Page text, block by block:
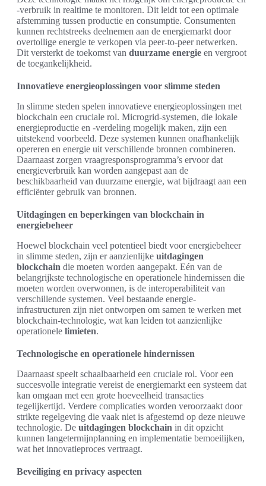
-verbruik in realtime te monitoren. Dit leidt tot een optimale
afstemming tussen productie en consumptie. Consumenten
kunnen rechtstreeks deelnemen aan de energiemarkt door
overtollige energie te verkopen via peer-to-peer netwerken.
Dit versterkt de toekomst van duurzame energie en vergroot
de toegankelijkheid.
Innovatieve energieoplossingen voor slimme steden
In slimme steden spelen innovatieve energieoplossingen met
blockchain een cruciale rol. Microgrid-systemen, die lokale
energieproductie en -verdeling mogelijk maken, zijn een
uitstekend voorbeeld. Deze systemen kunnen onafhankelijk
opereren en energie uit verschillende bronnen combineren.
Daarnaast zorgen vraagresponsprogramma’s ervoor dat
energieverbruik kan worden aangepast aan de
beschikbaarheid van duurzame energie, wat bijdraagt aan een
efficiënter gebruik van bronnen.
Uitdagingen en beperkingen van blockchain in
energiebeheer
Hoewel blockchain veel potentieel biedt voor energiebeheer
in slimme steden, zijn er aanzienlijke uitdagingen
blockchain die moeten worden aangepakt. Eén van de
belangrijkste technologische en operationele hindernissen die
moeten worden overwonnen, is de interoperabiliteit van
verschillende systemen. Veel bestaande energie-
infrastructuren zijn niet ontworpen om samen te werken met
blockchain-technologie, wat kan leiden tot aanzienlijke
operationele limieten.
Technologische en operationele hindernissen
Daarnaast speelt schaalbaarheid een cruciale rol. Voor een
succesvolle integratie vereist de energiemarkt een systeem dat
kan omgaan met een grote hoeveelheid transacties
tegelijkertijd. Verdere complicaties worden veroorzaakt door
strikte regelgeving die vaak niet is afgestemd op deze nieuwe
technologie. De uitdagingen blockchain in dit opzicht
kunnen langetermijnplanning en implementatie bemoeilijken,
wat het innovatieproces vertraagt.
Beveiliging en privacy aspecten